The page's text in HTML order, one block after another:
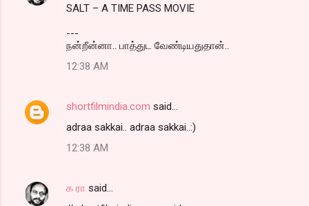
SALT – A TIME PASS MOVIE
---
நன்றீன்னா.. பாத்துட வேண்டியதுதான்..
12:38 AM
shortfilmindia.com said…
adraa sakkai.. adraa sakkai..:)
12:38 AM
க ரா said…